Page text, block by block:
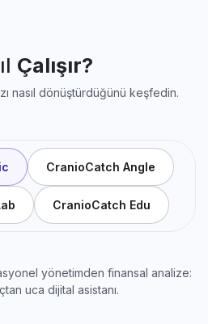
Çalışır?
nasıl dönüştürdüğünü keşfedin.
CranioCatch Angle
CranioCatch Edu
yönetimden finansal analize:
uca dijital asistanı.